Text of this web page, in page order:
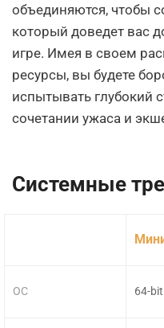
объединяются, чтобы
который доведет вас
игре. Имея в своем
ресурсы, вы будете
испытывать глубокий
сочетании ужаса и
Системные
ОС 64-